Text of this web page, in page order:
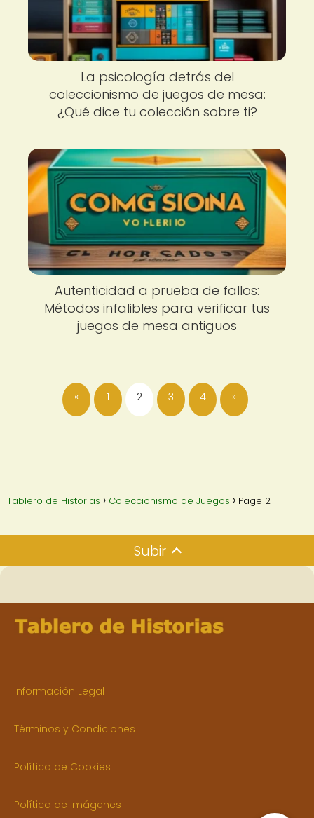
La psicología detrás del
coleccionismo de juegos de mesa:
¿Qué dice tu colección sobre ti?
Autenticidad a prueba de fallos:
Métodos infalibles para verificar tus
juegos de mesa antiguos
« 1 2 3 4 »
Tablero de Historias Coleccionismo de Juegos Page 2
Subir
Información Legal
Términos y Condiciones
Política de Cookies
Política de Imágenes